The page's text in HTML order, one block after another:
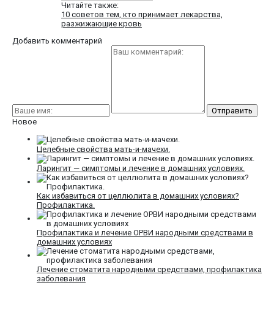
Читайте также:
10 советов тем, кто принимает лекарства,
разжижающие кровь
Добавить комментарий
Новое
Целебные свойства мать-и-мачехи.
Ларингит — симптомы и лечение в домашних условиях.
Как избавиться от целлюлита в домашних условиях?
Профилактика.
Профилактика и лечение ОРВИ народными средствами в
домашних условиях
Лечение стоматита народными средствами, профилактика
заболевания